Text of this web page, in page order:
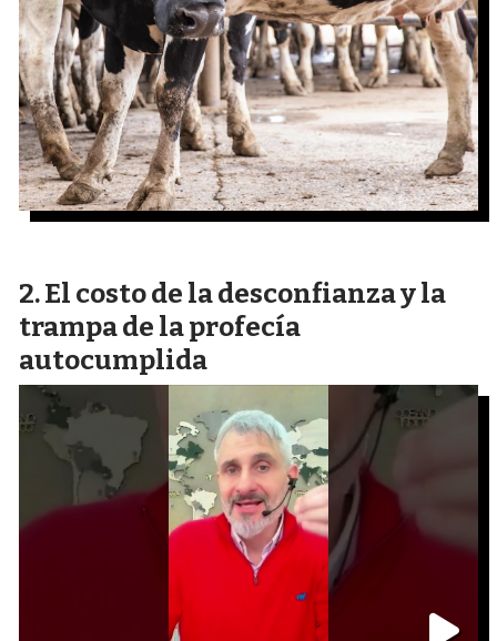
El costo de la desconfianza y la
trampa de la profecía
autocumplida